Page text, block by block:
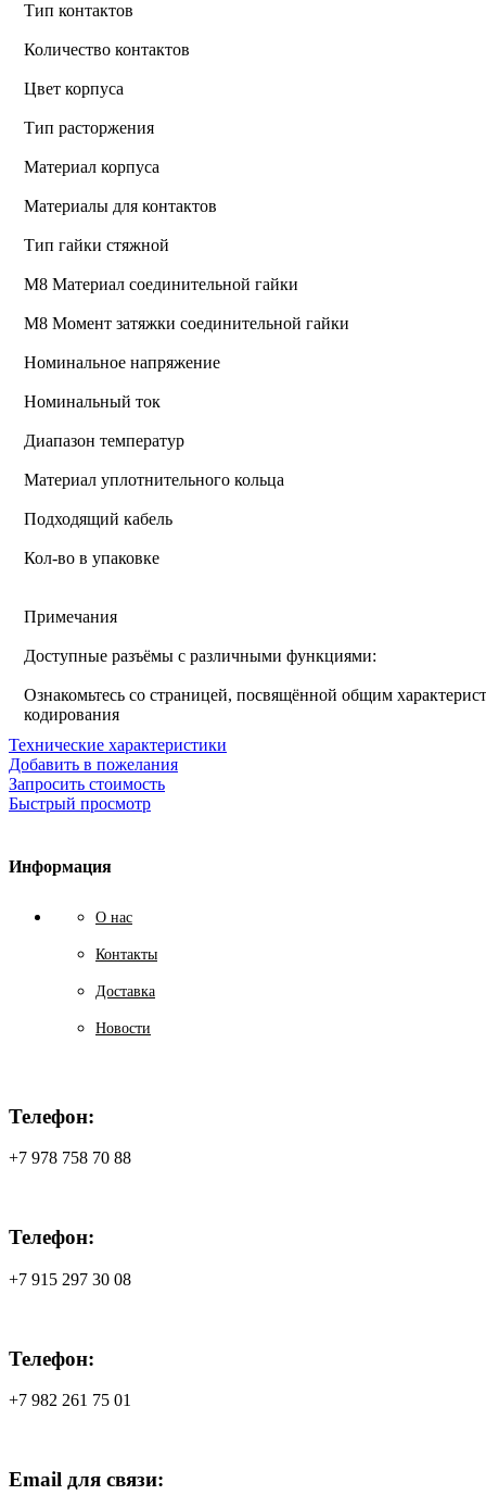
Тип контактов
Количество контактов
Цвет корпуса
Тип расторжения
Материал корпуса
Материалы для контактов
Тип гайки стяжной
М8 Материал соединительной гайки
M8 Момент затяжки соединительной гайки
Номинальное напряжение
Номинальный ток
Диапазон температур
Материал уплотнительного кольца
Подходящий кабель
Кол-во в упаковке
Примечания
Доступные разъёмы с различными функциями:
Ознакомьтесь со страницей, посвящённой общим
кодирования
Технические характеристики
Добавить в пожелания
Запросить стоимость
Быстрый просмотр
Информация
О нас
Контакты
Доставка
Новости
Телефон:
+7 978 758 70 88
Телефон:
+7 915 297 30 08
Телефон:
+7 982 261 75 01
Email для связи: